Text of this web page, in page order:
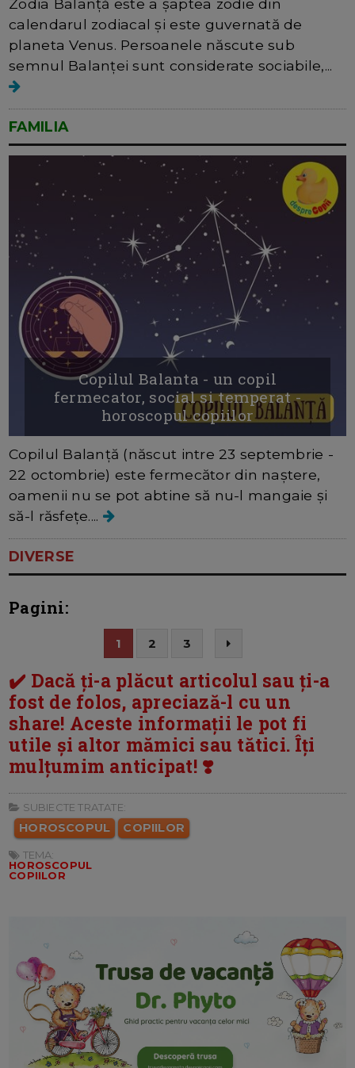
calendarul zodiacal și este guvernată de
planeta Venus. Persoanele născute sub
semnul Balanței sunt considerate sociabile,...
FAMILIA
Copilul Balanta - un copil
fermecator, social si temperat -
horoscopul copiilor
Copilul Balanță (născut intre 23 septembrie -
22 octombrie) este fermecător din naștere,
oamenii nu se pot abtine să nu-l mangaie și
să-l răsfețe....
DIVERSE
Pagini:
1 2 3
✔️ Dacă ți-a plăcut articolul sau ți-a
fost de folos, apreciază-l cu un
share! Aceste informații le pot fi
utile și altor mămici sau tătici. Îți
mulțumim anticipat! ❣️
SUBIECTE TRATATE:
HOROSCOPUL COPIILOR
TEMA:
HOROSCOPUL
COPIILOR